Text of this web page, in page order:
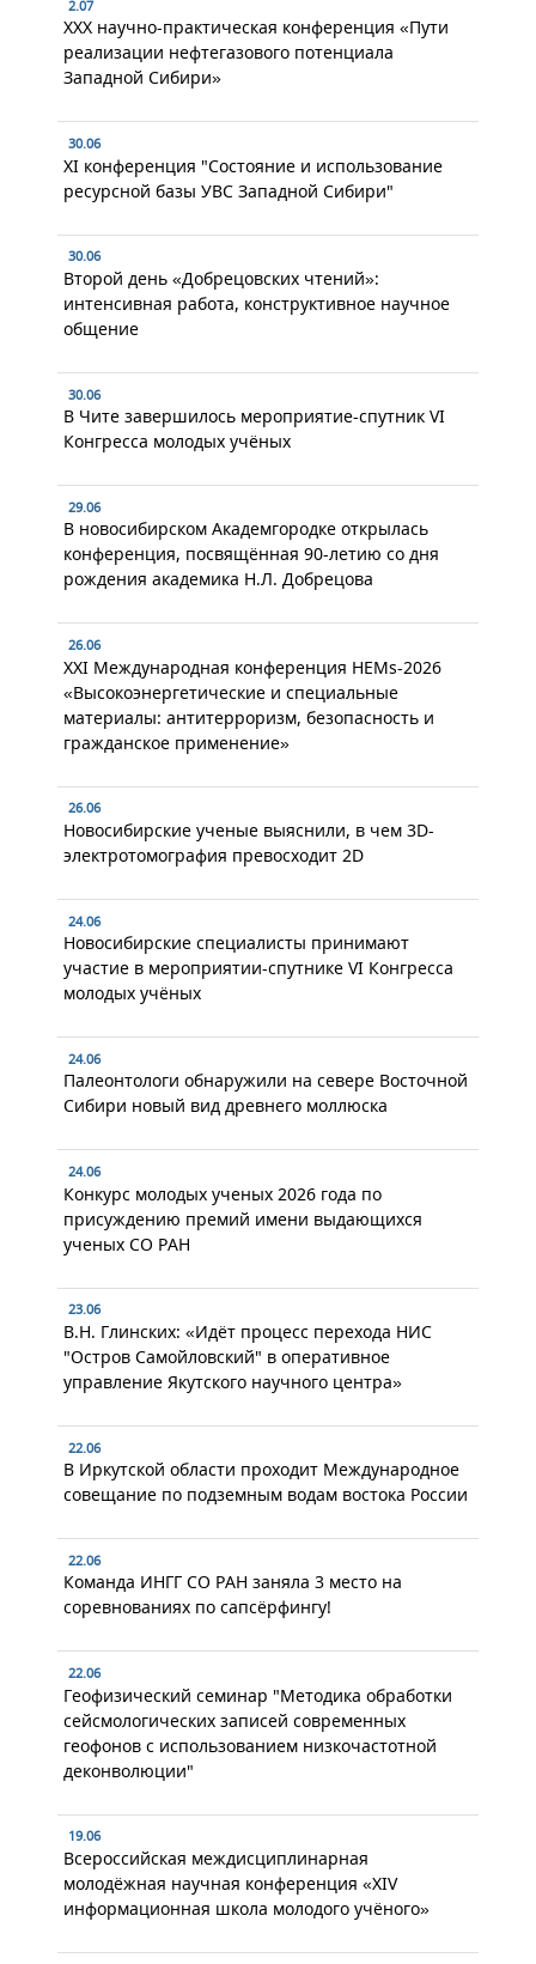
2.07
XXX научно-практическая конференция «Пути
реализации нефтегазового потенциала
Западной Сибири»
30.06
XI конференция "Состояние и использование
ресурсной базы УВС Западной Сибири"
30.06
Второй день «Добрецовских чтений»:
интенсивная работа, конструктивное научное
общение
30.06
В Чите завершилось мероприятие-спутник VI
Конгресса молодых учёных
29.06
В новосибирском Академгородке открылась
конференция, посвящённая 90-летию со дня
рождения академика Н.Л. Добрецова
26.06
XXI Международная конференция HEMs-2026
«Высокоэнергетические и специальные
материалы: антитерроризм, безопасность и
гражданское применение»
26.06
Новосибирские ученые выяснили, в чем 3D-
электротомография превосходит 2D
24.06
Новосибирские специалисты принимают
участие в мероприятии-спутнике VI Конгресса
молодых учёных
24.06
Палеонтологи обнаружили на севере Восточной
Сибири новый вид древнего моллюска
24.06
Конкурс молодых ученых 2026 года по
присуждению премий имени выдающихся
ученых СО РАН
23.06
В.Н. Глинских: «Идёт процесс перехода НИС
"Остров Самойловский" в оперативное
управление Якутского научного центра»
22.06
В Иркутской области проходит Международное
совещание по подземным водам востока России
22.06
Команда ИНГГ СО РАН заняла 3 место на
соревнованиях по сапсёрфингу!
22.06
Геофизический семинар "Методика обработки
сейсмологических записей современных
геофонов с использованием низкочастотной
деконволюции"
19.06
Всероссийская междисциплинарная
молодёжная научная конференция «XIV
информационная школа молодого учёного»